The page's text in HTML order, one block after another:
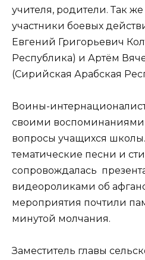
учителя, родители. Так
участники боевых
Евгений Григорьевич
Республика) и Артём
(Сирийская Арабская
Воины-
своими воспоминаниями
вопросы учащихся
тематические песни и
сопровождалась
видеороликами об
мероприятия почтили
минутой молчания.
Заместитель главы